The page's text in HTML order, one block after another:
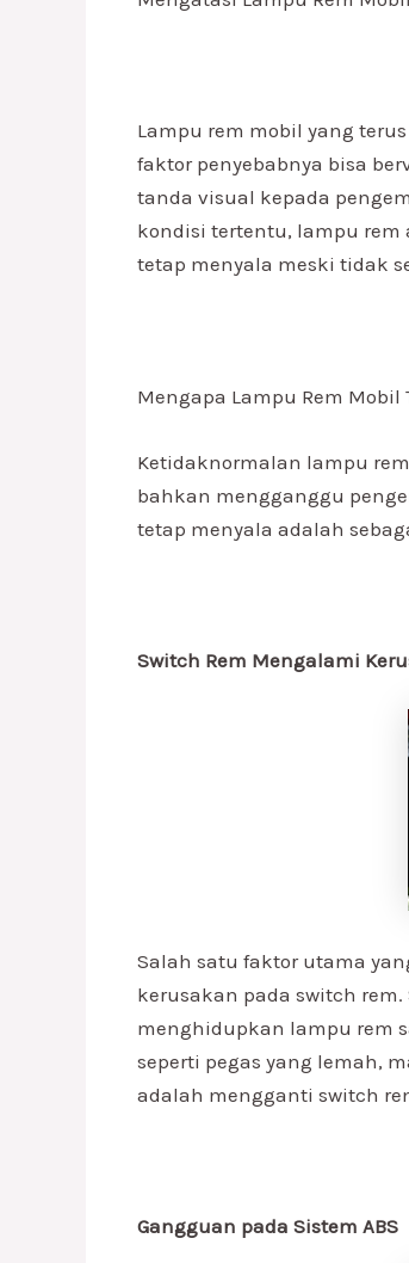
Lampu rem mobil yang
faktor penyebabnya bisa
tanda visual kepada
kondisi tertentu, lampu
tetap menyala meski tidak
Mengapa Lampu Rem Mobil
Ketidaknormalan lampu
bahkan mengganggu
tetap menyala adalah
Switch Rem Mengalami
Salah satu faktor utama
kerusakan pada switch
menghidupkan lampu rem
seperti pegas yang lemah,
adalah mengganti switch
Gangguan pada Sistem ABS